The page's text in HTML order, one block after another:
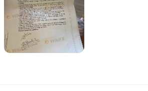
$100 atau nilai setara pada mata uang
dan penarikan melalui bitcoin,
jika akun perdagangan memiliki saldo